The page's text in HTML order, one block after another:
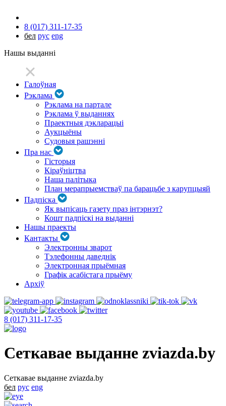
8 (017) 311-17-35
бел рус eng
Нашы выданні
Галоўная
Рэклама
Рэклама на партале
Рэклама ў выданнях
Праектныя дэкларацыі
Аукцыёны
Судовыя рашэнні
Пра нас
Гісторыя
Кіраўніцтва
Наша палітыка
План мерапрыемстваў па барацьбе з карупцыяй
Падпіска
Як выпісаць газету праз інтэрнэт?
Кошт падпіскі на выданні
Нашы праекты
Кантакты
Электронны зварот
Тэлефонны даведнік
Электронная прыёмная
Графік асабістага прыёму
Архіў
8 (017) 311-17-35
Сеткавае выданне zviazda.by
Сеткавае выданне zviazda.by
бел рус eng